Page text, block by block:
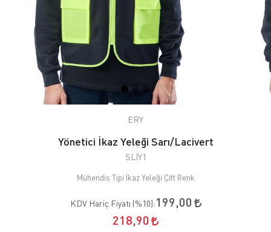
ERY
Yönetici İkaz Yeleği Sarı/Lacivert
SLİY1
Mühendis Tipi İkaz Yeleği Çift Renk
KDV Hariç Fiyatı (%10):199,00
218,90